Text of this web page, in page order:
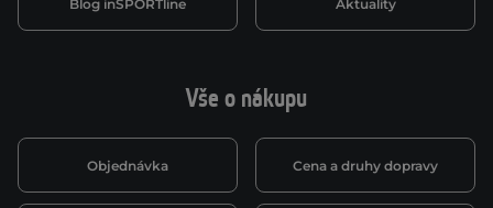
Vše o nákupu
Objednávka Cena a druhy dopravy
Blog inSPORTline Aktuality